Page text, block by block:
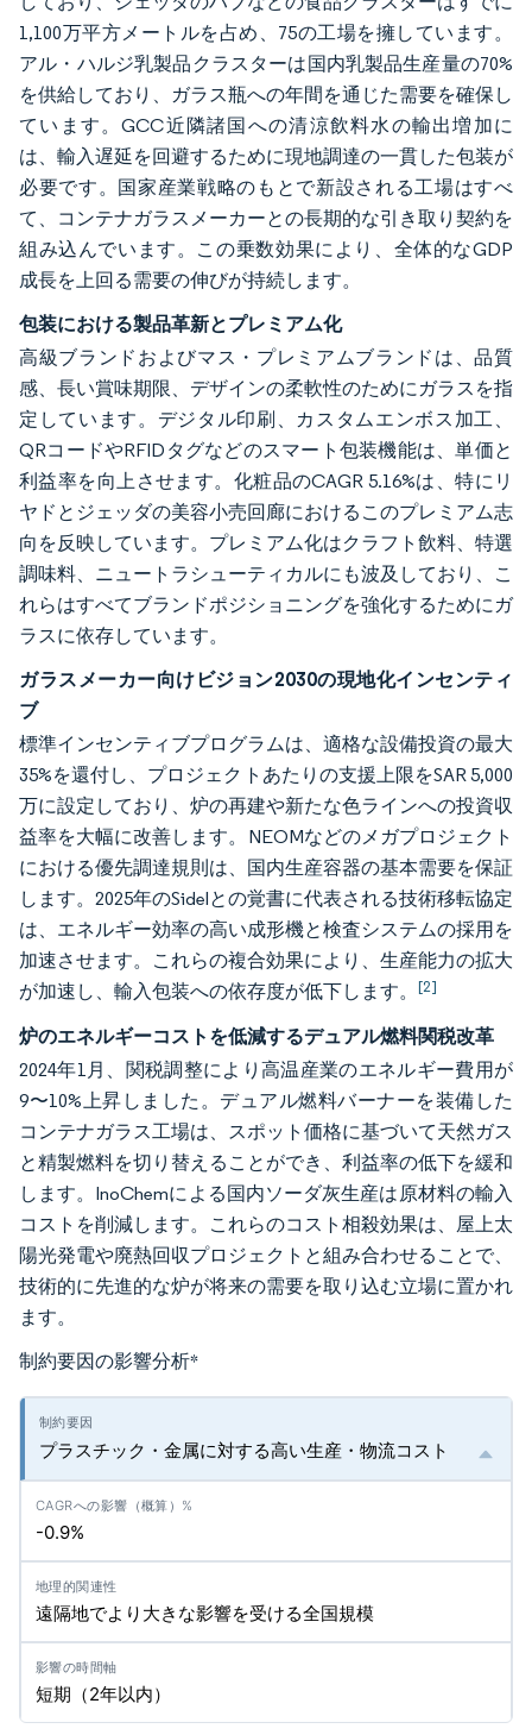
1,100万平方メートルを占め、75の工場を擁しています。
アル・ハルジ乳製品クラスターは国内乳製品生産量の70%
を供給しており、ガラス瓶への年間を通じた需要を確保し
ています。GCC近隣諸国への清涼飲料水の輸出増加に
は、輸入遅延を回避するために現地調達の一貫した包装が
必要です。国家産業戦略のもとで新設される工場はすべ
て、コンテナガラスメーカーとの長期的な引き取り契約を
組み込んでいます。この乗数効果により、全体的なGDP
成長を上回る需要の伸びが持続します。
包装における製品革新とプレミアム化
高級ブランドおよびマス・プレミアムブランドは、品質
感、長い賞味期限、デザインの柔軟性のためにガラスを指
定しています。デジタル印刷、カスタムエンボス加工、
QRコードやRFIDタグなどのスマート包装機能は、単価と
利益率を向上させます。化粧品のCAGR 5.16%は、特にリ
ヤドとジェッダの美容小売回廊におけるこのプレミアム志
向を反映しています。プレミアム化はクラフト飲料、特選
調味料、ニュートラシューティカルにも波及しており、こ
れらはすべてブランドポジショニングを強化するためにガ
ラスに依存しています。
ガラスメーカー向けビジョン2030の現地化インセンティ
ブ
標準インセンティブプログラムは、適格な設備投資の最大
35%を還付し、プロジェクトあたりの支援上限をSAR 5,000
万に設定しており、炉の再建や新たな色ラインへの投資収
益率を大幅に改善します。NEOMなどのメガプロジェクト
における優先調達規則は、国内生産容器の基本需要を保証
します。2025年のSidelとの覚書に代表される技術移転協定
は、エネルギー効率の高い成形機と検査システムの採用を
加速させます。これらの複合効果により、生産能力の拡大
が加速し、輸入包装への依存度が低下します。 [2]
炉のエネルギーコストを低減するデュアル燃料関税改革
2024年1月、関税調整により高温産業のエネルギー費用が
9〜10%上昇しました。デュアル燃料バーナーを装備した
コンテナガラス工場は、スポット価格に基づいて天然ガス
と精製燃料を切り替えることができ、利益率の低下を緩和
します。InoChemによる国内ソーダ灰生産は原材料の輸入
コストを削減します。これらのコスト相殺効果は、屋上太
陽光発電や廃熱回収プロジェクトと組み合わせることで、
技術的に先進的な炉が将来の需要を取り込む立場に置かれ
ます。
制約要因の影響分析*
プラスチック・金属に対する高い生産・物流コスト
-0.9%
遠隔地でより大きな影響を受ける全国規模
短期（2年以内）